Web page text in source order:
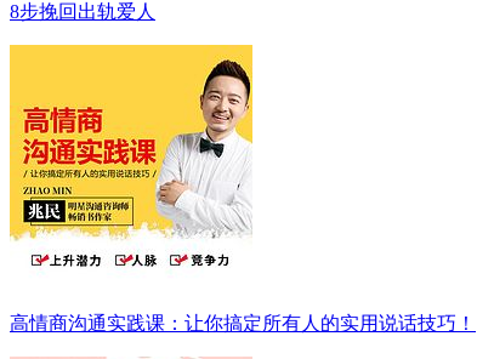
8步挽回出轨爱人
高情商沟通实践课：让你搞定所有人的实用说话技巧！